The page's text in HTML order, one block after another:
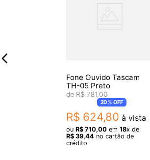
Fone Ouvido Tascam
TH-05 Preto
R$ 781,00
20%OFF
R$ 624,80 à vista
ou R$ 710,00 em 18x de
R$ 39,44 no cartão de
crédito